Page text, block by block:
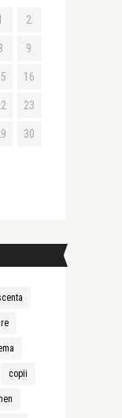
2
9
16
23
30
copii